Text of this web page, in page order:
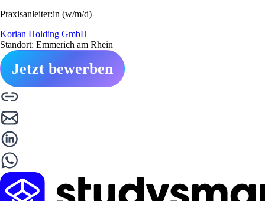
Praxisanleiter:in (w/m/d)
Korian Holding GmbH
Standort: Emmerich am Rhein
Jetzt bewerben